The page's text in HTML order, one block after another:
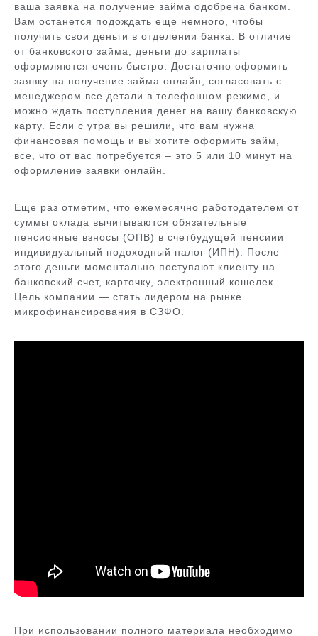
ваша заявка на получение займа одобрена банком.
Вам останется подождать еще немного, чтобы
получить свои деньги в отделении банка. В отличие
от банковского займа, деньги до зарплаты
оформляются очень быстро. Достаточно оформить
заявку на получение займа онлайн, согласовать с
менеджером все детали в телефонном режиме, и
можно ждать поступления денег на вашу банковскую
карту. Если с утра вы решили, что вам нужна
финансовая помощь и вы хотите оформить займ,
все, что от вас потребуется – это 5 или 10 минут на
оформление заявки онлайн.
Еще раз отметим, что ежемесячно работодателем от
суммы оклада вычитываются обязательные
пенсионные взносы (ОПВ) в счетбудущей пенсиии
индивидуальный подоходный налог (ИПН). После
этого деньги моментально поступают клиенту на
банковский счет, карточку, электронный кошелек.
Цель компании — стать лидером на рынке
микрофинансирования в СЗФО.
При использовании полного материала необходимо